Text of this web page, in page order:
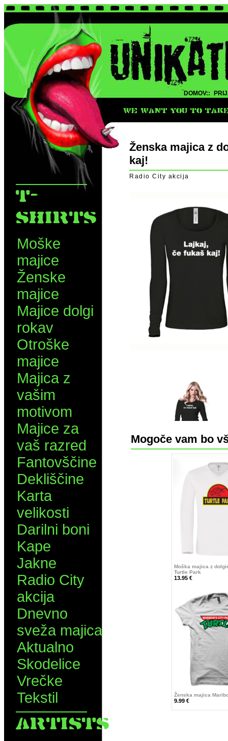
DOMOV::
WE WANT YOU TO
T-
SHIRTS
Moške
majice
Ženske
majice
Majice dolgi
rokav
Otroške
majice
Majica z
vašim
motivom
Majice za
vaš razred
Fantovščine
Dekliščine
Karta
velikosti
Darilni boni
Kape
Jakne
Radio City
akcija
Dnevno
sveža majica
Aktualno
Skodelice
Vrečke
Tekstil
ARTISTS
Ženska majica z
kaj!
Radio City akcija
Mogoče vam bo
Moška majica z
Turtle Park
13.95 €
Ženska majica
9.99 €